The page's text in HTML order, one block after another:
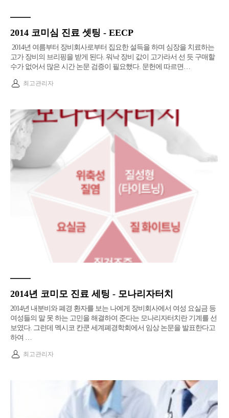
2014 코미심 진료 셋팅 - EECP
2014년 여름부터 장비회사로부터 집요한 설득을 하며 심장을 치료하는
고가 장비의 브리핑을 받게 된다. 워낙 장비 값이 고가라서 선 듯 구매할
수가 없어서 많은 시간 논문 검증이 필요했다. ​문헌에 따르면…
최고관리자
2014년 코미모 진료 세팅 - 모나리자터치
2014년 내분비와 폐경 환자를 보는 나에게 장비회사에서 여성 요실금 등
여성들의 말 못 하는 고민을 해결하여 준다는 모나리자터치란 기계를 선
보였다. 그런데 멕시코 칸쿤 세계폐경학회에서 임상 논문을 발표한다고
하여 …
최고관리자